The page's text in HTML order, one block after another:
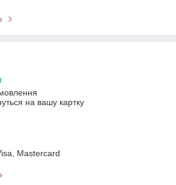
на вашу картку
Mastercard